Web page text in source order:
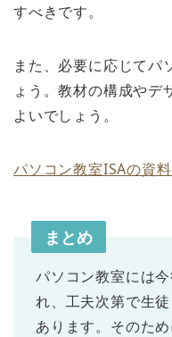
すべきです。
また、必要に応じてパ
ょう。教材の構成やデ
よいでしょう。
パソコン教室ISAの資
まとめ
パソコン教室には
れ、工夫次第で生
あります。そのた